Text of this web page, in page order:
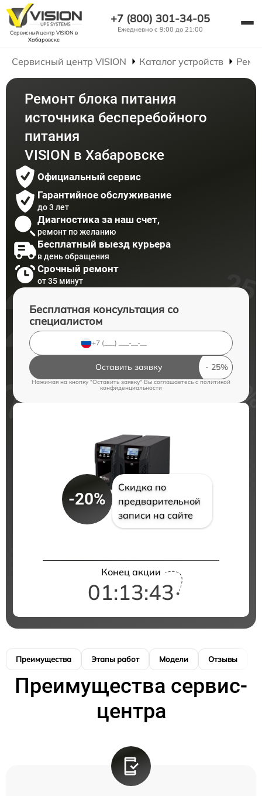
Сервисный центр VISION в
Хабаровске
+7 (800) 301-34-05
Ежедневно с 9:00 до 21:00
Сервисный центр VISION Каталог устройств
Ремонт блока питания
источника бесперебойного
питания
VISION в Хабаровске
Официальный сервис
Гарантийное обслуживание
до 3 лет
Диагностика за наш счет,
ремонт по желанию
Бесплатный выезд курьера
в день обращения
Срочный ремонт
от 35 минут
Бесплатная консультация со
специалистом
Оставить заявку
Нажимая на кнопку "Оставить заявку" Вы соглашаетесь cполитикой
конфиденциальности
-20%
Скидка по
предварительной
записи на сайте
Конец акции
01:13:42
Преимущества Этапы работ Модели Отзывы
Преимущества сервис-
центра